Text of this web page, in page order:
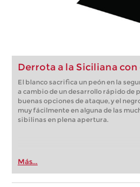
Derrota a la Siciliana
El blanco sacrifica un peón en la
a cambio de un desarrollo rápido de
buenas opciones de ataque, y el
muy fácilmente en alguna de las
sibilinas en plena apertura.
Más...